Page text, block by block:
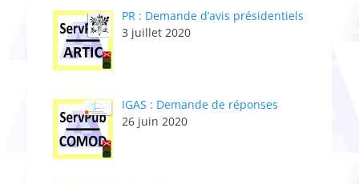
PR : Demande d’avis présidentiels
3 juillet 2020
IGAS : Demande de réponses
26 juin 2020